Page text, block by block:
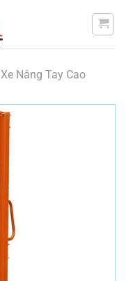
Xe Nâng Tay Cao